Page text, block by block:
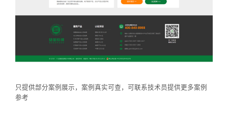
只提供部分案例展示，案例真实可查，可联系技术员提供更多案例
参考